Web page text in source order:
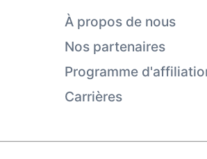
À propos de nous
Nos partenaires
Programme
Carrières